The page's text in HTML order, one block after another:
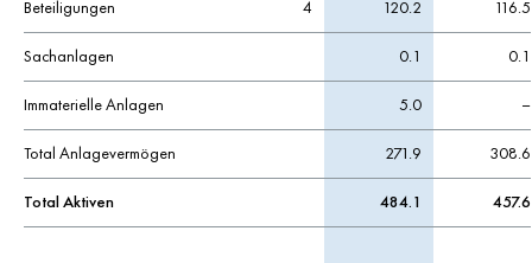
Beteiligungen 4 120.2 116.5
Sachanlagen 0.1 0.1
Immaterielle Anlagen 5.0 –
Total Anlagevermögen 271.9 308.6
Total Aktiven 484.1 457.6